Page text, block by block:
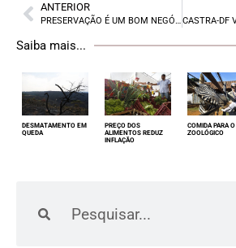
ANTERIOR
PRESERVAÇÃO É UM BOM NEGÓCIO
Saiba mais...
DESMATAMENTO EM
QUEDA
PREÇO DOS
ALIMENTOS REDUZ
INFLAÇÃO
COMIDA PARA O
ZOOLÓGICO